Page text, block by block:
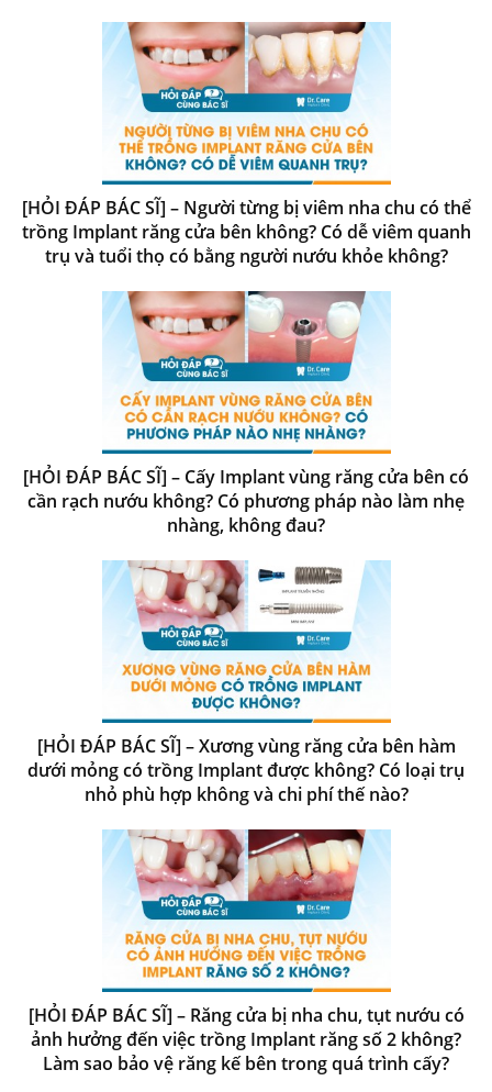
[HỎI ĐÁP BÁC SĨ] – Người từng bị viêm nha chu có thể
trồng Implant răng cửa bên không? Có dễ viêm quanh
trụ và tuổi thọ có bằng người nướu khỏe không?
[HỎI ĐÁP BÁC SĨ] – Cấy Implant vùng răng cửa bên có
cần rạch nướu không? Có phương pháp nào làm nhẹ
nhàng, không đau?
[HỎI ĐÁP BÁC SĨ] – Xương vùng răng cửa bên hàm
dưới mỏng có trồng Implant được không? Có loại trụ
nhỏ phù hợp không và chi phí thế nào?
[HỎI ĐÁP BÁC SĨ] – Răng cửa bị nha chu, tụt nướu có
ảnh hưởng đến việc trồng Implant răng số 2 không?
Làm sao bảo vệ răng kế bên trong quá trình cấy?